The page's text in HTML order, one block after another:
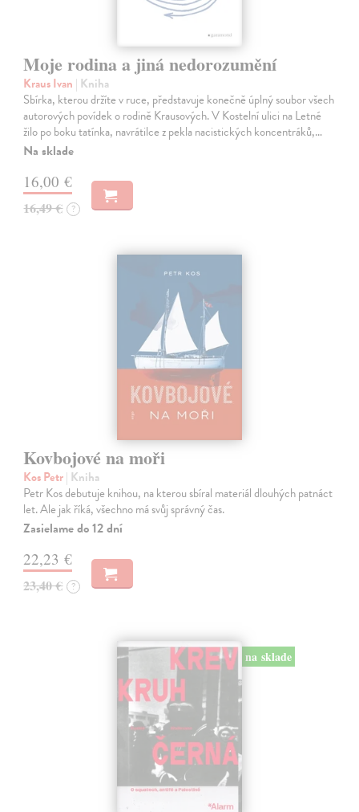
Moje rodina a jiná nedorozumění
Kraus Ivan | Kniha
Sbírka, kterou držíte v ruce, představuje konečně úplný soubor všech
autorových povídek o rodině Krausových. V Kostelní ulici na Letné
žilo po boku tatínka, navrátilce z pekla nacistických koncentráků,…
Na sklade
16,00 €
16,49 € ?
Kovbojové na moři
Kos Petr| Kniha
Petr Kos debutuje knihou, na kterou sbíral materiál dlouhých patnáct
let. Ale jak říká, všechno má svůj správný čas.
Zasielame do 12 dní
22,23 €
23,40 € ?
na sklade